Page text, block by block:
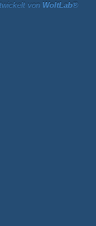
von WoltLab®